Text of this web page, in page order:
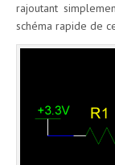
rajoutant
schéma rapide de